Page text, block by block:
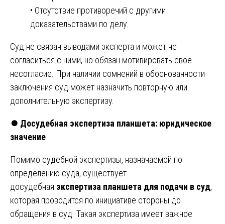
• Отсутствие противоречий с другими
доказательствами по делу.
Суд не связан выводами эксперта и может не
согласиться с ними, но обязан мотивировать свое
несогласие. При наличии сомнений в обоснованности
заключения суд может назначить повторную или
дополнительную экспертизу.
⏺️ Досудебная экспертиза планшета: юридическое
значение
Помимо судебной экспертизы, назначаемой по
определению суда, существует
досудебная экспертиза планшета для подачи в суд,
которая проводится по инициативе стороны до
обращения в суд. Такая экспертиза имеет важное